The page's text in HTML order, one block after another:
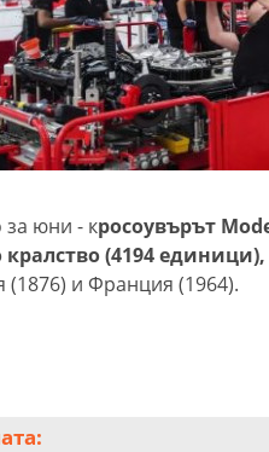
юни - кросоувърът
(4194 единици),
и Франция (1964).